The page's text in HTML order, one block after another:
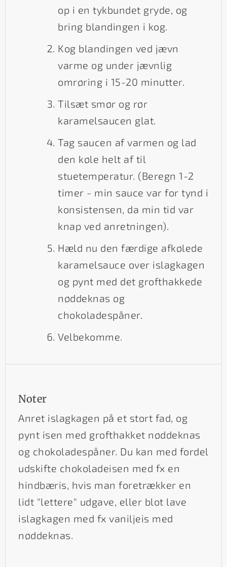
op i en tykbundet gryde, og
bring blandingen i kog.
Kog blandingen ved jævn
varme og under jævnlig
omrøring i 15-20 minutter.
Tilsæt smør og rør
karamelsaucen glat.
Tag saucen af varmen og lad
den køle helt af til
stuetemperatur. (Beregn 1-2
timer - min sauce var for tynd i
konsistensen, da min tid var
knap ved anretningen).
Hæld nu den færdige afkølede
karamelsauce over islagkagen
og pynt med det grofthakkede
nøddeknas og
chokoladespåner.
Velbekomme.
Noter
Anret islagkagen på et stort fad, og
pynt isen med grofthakket nøddeknas
og chokoladespåner. Du kan med fordel
udskifte chokoladeisen med fx en
hindbæris, hvis man foretrækker en
lidt "lettere" udgave, eller blot lave
islagkagen med fx vaniljeis med
nøddeknas.